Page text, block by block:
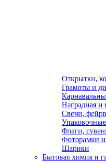
Открытки,
Грамоты и
Наградная и
Свечи,
Флаги,
Фоторамки
Шарики
Бытовая химия и